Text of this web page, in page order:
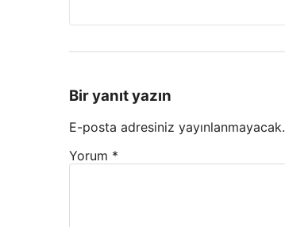
Bir yanıt yazın
E-posta adresiniz yayınlanmayacak.
Yorum *